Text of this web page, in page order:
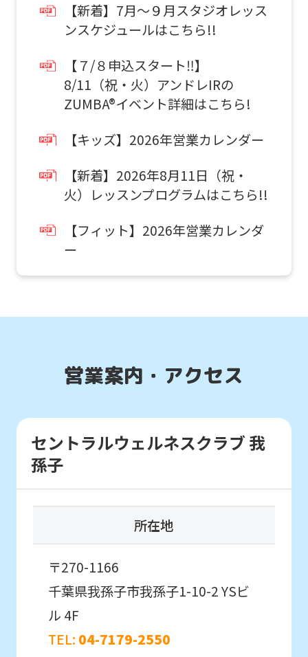
【新着】7月～９月スタジオレッス
ンスケジュールはこちら!!
【７/８申込スタート‼】
8/11（祝・火）アンドレIRの
ZUMBA®イベント詳細はこちら!
【キッズ】2026年営業カレンダー
【新着】2026年8月11日（祝・
火）レッスンプログラムはこちら!!
【フィット】2026年営業カレンダ
ー
営業案内・アクセス
セントラルウェルネスクラブ 我
孫子
所在地
〒270-1166
千葉県我孫子市我孫子1-10-2YSビ
ル 4F
TEL: 04-7179-2550
(start
automatic
translation)
to
return
the
top
page.
if
use
automatic
service,
the
version
of
will
be
mechanically,
it
通常スクールを体験したい
スクール
入会前に実際のクラスの雰囲気を
体験したい方。
初めての方を対象としたはじめて体験に
参加したいお子様はこちら
はじめて体験・
各種イベント申込
こんなお子さまにおすすめ
通常スクールに入会する前に